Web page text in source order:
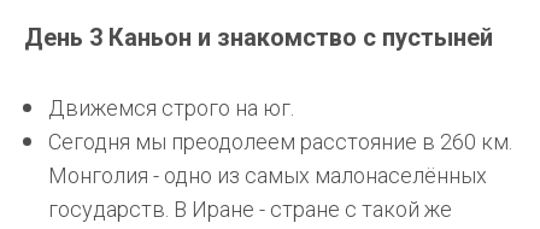
День 3 Каньон и знакомство с пустыней
Движемся строго на юг.
Сегодня мы преодолеем расстояние в 260 км.
Монголия - одно из самых малонаселённых
государств. В Иране - стране с такой же